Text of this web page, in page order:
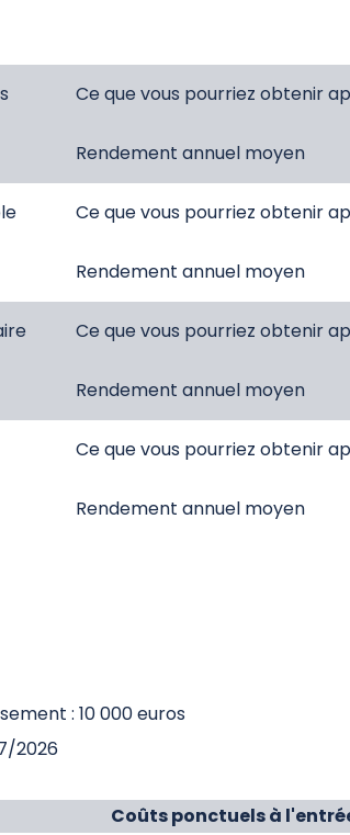
Ce que vous pourriez obtenir
Rendement annuel moyen
Ce que vous pourriez obtenir
Rendement annuel moyen
Ce que vous pourriez obtenir
Rendement annuel moyen
Ce que vous pourriez obtenir
Rendement annuel moyen
: 10 000 euros
2026
Coûts ponctuels à